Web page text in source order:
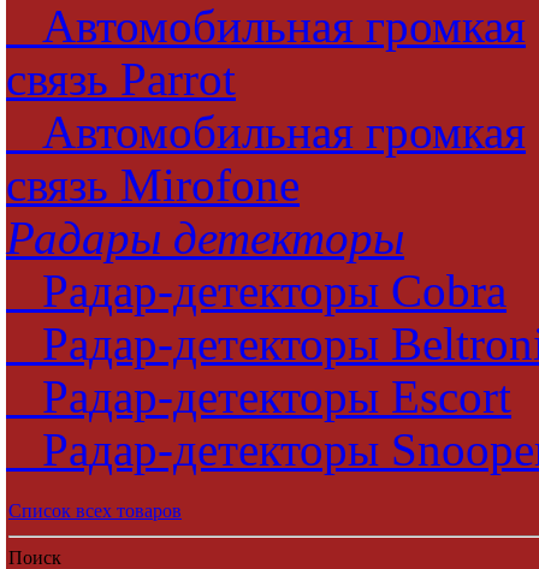
Автомобильная громкая
связь Parrot
Автомобильная громкая
связь Mirofone
Радары детекторы
Радар-детекторы Cobra
Радар-детекторы
Радар-детекторы Escort
Радар-детекторы
Список всех товаров
Поиск